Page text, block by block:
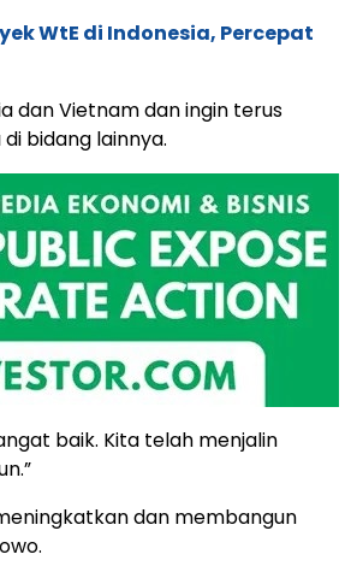
WtE di Indonesia, Percepat
dan Vietnam dan ingin terus
bidang lainnya.
baik. Kita telah menjalin
dan membangun